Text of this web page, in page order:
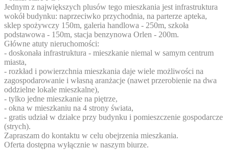
Jednym z największych plusów tego mieszkania jest infrastruktura
wokół budynku: naprzeciwko przychodnia, na parterze apteka,
sklep spożywczy 150m, galeria handlowa - 250m, szkoła
podstawowa - 150m, stacja benzynowa Orlen - 200m.
Główne atuty nieruchomości:
- doskonała infrastruktura - mieszkanie niemal w samym centrum
miasta,
- rozkład i powierzchnia mieszkania daje wiele możliwości na
zagospodarowanie i własną aranżacje (nawet przerobienie na dwa
oddzielne lokale mieszkalne),
- tylko jedne mieszkanie na piętrze,
- okna w mieszkaniu na 4 strony świata,
- gratis udział w działce przy budynku i pomieszczenie gospodarcze
(strych).
Zapraszam do kontaktu w celu obejrzenia mieszkania.
Oferta dostępna wyłącznie w naszym biurze.